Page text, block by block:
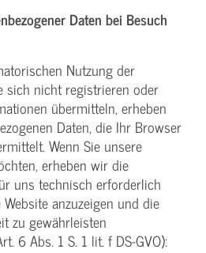
Daten bei Besuch
Nutzung der
sich nicht registrieren oder
übermitteln, erheben
Daten, die Ihr Browser
Wenn Sie unsere
erheben wir die
uns technisch erforderlich
anzuzeigen und die
zu gewährleisten
6 Abs. 1 S. 1 lit. f DS-GVO):